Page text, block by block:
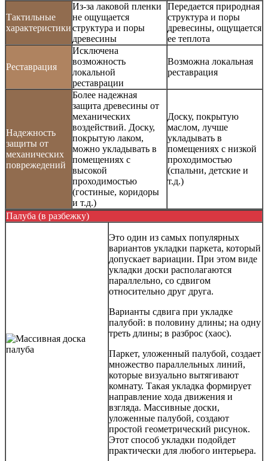
Тактильные
характеристики
Из-за лаковой пленки
не ощущается
структура и поры
древесины
Передается природная
структура и поры
древесины, ощущается
ее теплота
Реставрация
Исключена
возможность
локальной
реставрации
Возможна локальная
реставрация
Надежность
защиты от
механических
поврежедений
Более надежная
защита древесины от
механических
воздействий. Доску,
покрытую лаком,
можно укладывать в
помещениях с
высокой
проходимостью
(гостиные, коридоры
и т.д.)
Доску, покрытую
маслом, лучше
укладывать в
помещениях с низкой
проходимостью
(спальни, детские и
т.д.)
Палуба (в разбежку)
Это один из самых популярных
вариантов укладки паркета, который
допускает вариации. При этом виде
укладки доски располагаются
параллельно, со сдвигом
относительно друг друга.
Варианты сдвига при укладке
палубой: в половину длины; на одну
треть длины; в разброс (хаос).
Паркет, уложенный палубой, создает
множество параллельных линий,
которые визуально вытягивают
комнату. Такая укладка формирует
направление хода движения и
взгляда. Массивные доски,
уложенные палубой, создают
простой геометрический рисунок.
Этот способ укладки подойдет
практически для любого интерьера.